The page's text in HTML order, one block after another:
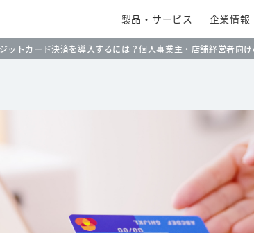
製品・サービス 企業情報
ットカード決済を導入するには？個人事業主・店舗経営者向